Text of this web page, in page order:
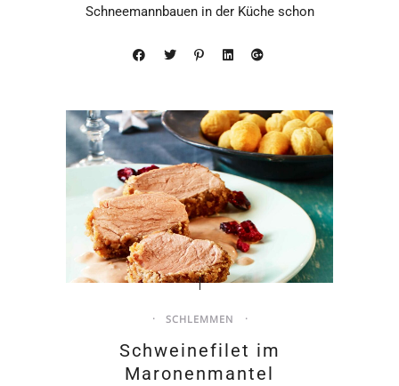
Schneemannbauen in der Küche schon
SCHLEMMEN
Schweinefilet im
Maronenmantel